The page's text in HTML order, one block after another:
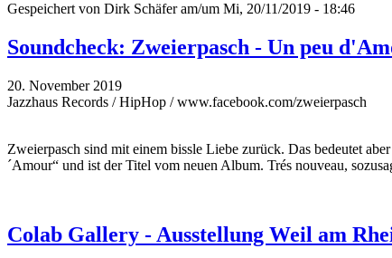
Gespeichert von Dirk Schäferam/um Mi, 20/11/2019 - 18:46
Soundcheck: Zweierpasch - Un peu
20. November 2019
Jazzhaus Records / HipHop / www.facebook.com/zweierpasch
Zweierpasch sind mit einem bissle Liebe zurück. Das bedeutet
´Amour“ und ist der Titel vom neuen Album. Trés nouveau,
Colab Gallery - Ausstellung Weil am